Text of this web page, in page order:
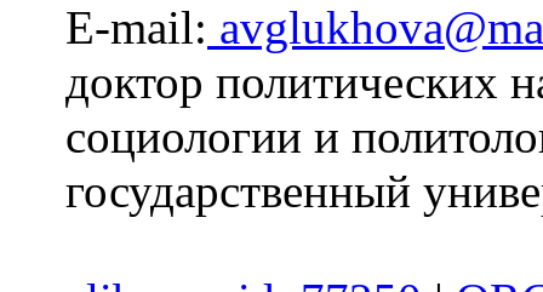
E-mail:
доктор политических
социологии и
государственный